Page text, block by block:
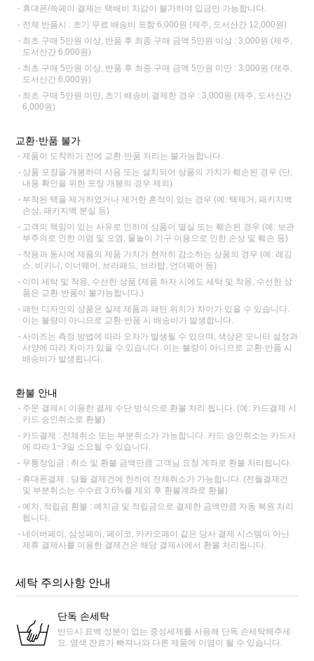
휴대폰/쓱페이 결제는 택배비 차감이 불가하여 입금만 가능합니다.
전체 반품시 : 초기 무료 배송비 포함 6,000원 (제주, 도서산간 12,000원)
최초 구매 5만원 이상, 반품 후 최종 구매 금액 5만원 이상 : 3,000원 (제주,
도서산간 6,000원)
최초 구매 5만원 이상, 반품 후 최종 구매 금액 5만원 미만 : 3,000원 (제주,
도서산간 6,000원)
최초 구매 5만원 미만, 초기 배송비 결제한 경우 : 3,000원 (제주, 도서산간
6,000원)
교환·반품 불가
제품이 도착하기 전에 교환·반품 처리는 불가능합니다.
상품 포장을 개봉하여 사용 또는 설치되어 상품의 가치가 훼손된 경우 (단,
내용 확인을 위한 포장 개봉의 경우 제외)
부착된 택을 제거하였거나 제거한 흔적이 있는 경우 (예: 택제거, 패키지백
손상, 패키지백 분실 등)
고객의 책임이 있는 사유로 인하여 상품이 멸실 또는 훼손된 경우 (예: 보관
부주의로 인한 이염 및 오염, 물놀이 기구 이용으로 인한 손상 및 훼손 등)
착용과 동시에 제품의 제품 가치가 현저히 감소하는 상품의 경우 (예: 레깅
스, 비키니, 이너웨어, 브라패드, 브라탑, 언더웨어 등)
이미 세탁 및 착용, 수선한 상품 (제품 하자 시에도 세탁 및 착용, 수선한 상
품은 교환·반품이 불가능합니다.)
패턴 디자인의 상품은 실제 제품과 패턴 위치가 차이가 있을 수 있습니다.
이는 불량이 아니므로 교환·반품 시 배송비가 발생합니다.
사이즈는 측정 방법에 따라 오차가 발생될 수 있으며, 색상은 모니터 설정과
사양에 따라 차이가 있을 수 있습니다. 이는 불량이 아니므로 교환·반품 시
배송비가 발생됩니다.
환불 안내
주문 결제시 이용한 결제 수단 방식으로 환불 처리 됩니다. (예: 카드결제 시
카드 승인취소로 환불)
카드결제 : 전체취소 또는 부분취소가 가능합니다. 카드 승인취소는 카드사
에 따라 1~3일 소요될 수 있습니다.
무통장입금 : 취소 및 환불 금액만큼 고객님 요청 계좌로 환불 처리됩니다.
휴대폰결제 : 당월 결제건에 한하여 전체취소가 가능합니다. (전월결제건
및 부분취소는 수수료 3.6%를 제외 후 환불계좌로 환불)
예치, 적립금 환불 : 예치금 및 적립금으로 결제한 금액만큼 자동 복원 처리
됩니다.
네이버페이, 삼성페이, 페이코, 카카오페이 같은 당사 결제 시스템이 아닌
제휴 결제사를 이용한 결제건은 해당 결제사에서 환불 처리됩니다.
세탁 주의사항 안내
단독 손세탁
반드시 표백 성분이 없는 중성세제를 사용해 단독 손세탁해주세
요. 염색 잔료가 빠져나와 다른 제품에 이염이 될 수 있습니다.